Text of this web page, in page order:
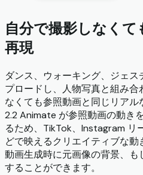
自分で撮影しなく
再現
ダンス、ウォーキング、ジェ
プロードし、人物写真と組み
なくても参照動画と同じリア
2.2 Animate が参照動画の動き
るため、TikTok、Instagram リ
どで映えるクリエイティブな動
動画生成時に元画像の背景、
することができます。